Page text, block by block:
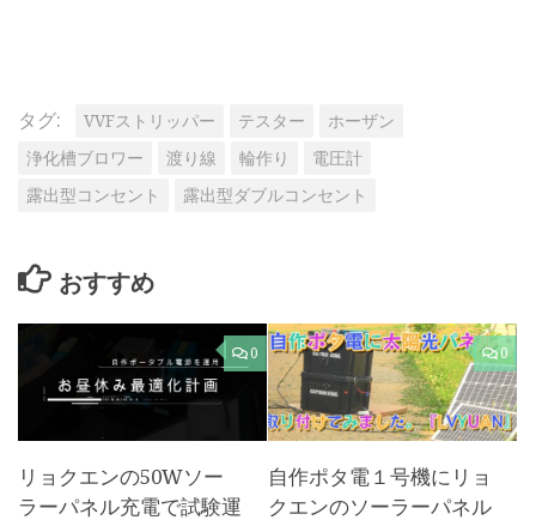
タグ: VVFストリッパー テスター
ホーザン
浄化槽ブロワー
渡り線 輪作り
電圧計
露出型コンセント
露出型ダブルコンセント
おすすめ
0
リョクエンの50Wソー
ラーパネル充電で試験運
0
自作ポタ電１号機にリョ
クエンのソーラーパネル